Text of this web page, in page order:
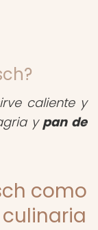
caliente y
y pan de
como